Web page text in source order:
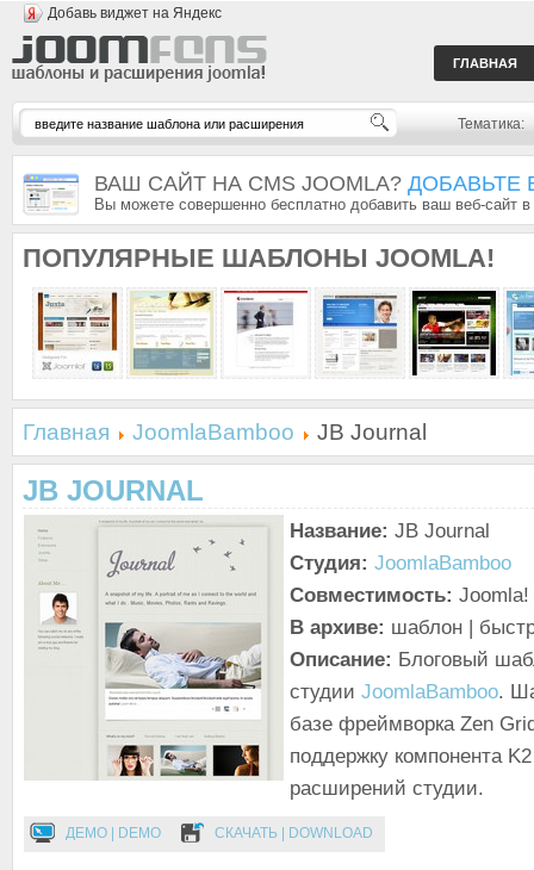
Добавь виджет на Яндекс
ГЛАВНАЯ
Тематика:
ВАШ САЙТ НА CMS JOOMLA? ДОБАВЬТЕ
Вы можете совершенно бесплатно добавить ваш веб-сайт
ПОПУЛЯРНЫЕ ШАБЛОНЫ JOOMLA!
Главная JoomlaBamboo JB Journal
JB JOURNAL
Название: JB Journal
Студия: JoomlaBamboo
Совместимость:
В архиве: шаблон |
Описание: Блоговый
студии JoomlaBamboo.
базе фреймворка Zen
поддержку компонента
расширений студии.
ДЕМО | DEMO СКАЧАТЬ | DOWNLOAD